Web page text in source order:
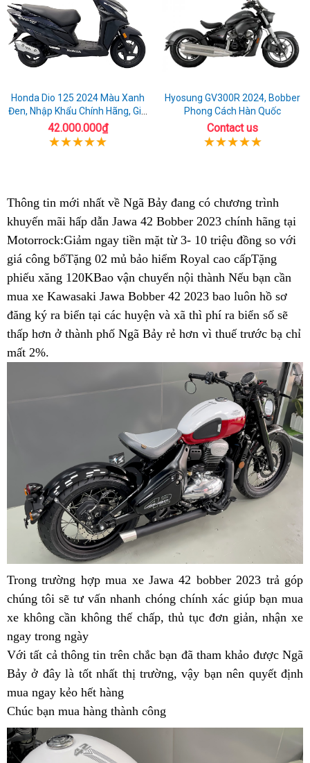
Honda Dio 125 2024 Màu Xanh
Đen, Nhập Khẩu Chính Hãng, Giá
Rẻ
42.000.000₫
Hyosung GV300R 2024, Bobber
Phong Cách Hàn Quốc
Contact us
Thông tin mới nhất về Ngã Bảy đang có chương trình
khuyến mãi hoài
cổ
hấp dẫn Jawa 42 Bobber 2023 chính hãng tại
Motorrock:Giảm ngay tiền mặt từ 3- 10 triệu đồng so với
giá công bốHàn
Quốc
Tặng 02 mủ bảo hiểm Royal bảo
hành
cao cấpTặng
phiếu xăng 120Kvận
chuyển
Bao vận chuyển nội thành xe
cào
cao
Nếu bạn cần
mua xe Kawasaki Jawa Bobber 42 2023 giá
dễ
mua
bao luôn hồ sơ
đăng ký ra biển cơ
hội
Bobber
tại
Ngã
Bảy
tại các huyện và xã thì phí ra biển số sẽ
thấp hơn ở thành phố mua
42
Ngã
Bảy
Ngã Bảy rẻ hơn vì thuế trước bạ chỉ
mất 2%hạ
Bảy
.
Trong trường hợpJawa
42
nhập
mua xe Jawa 42 bobber 2023 trả góp
chúng tôi sẽ tư vấn nhanh chóng chính xác giúp bạncơ
hội
Jawa
xịn
tại
mua
xe không cần không thế chấp, tổng
thủ tục đơn giản, sử
nhận xe
ngay trong ngày
dụng
Với tất cả thông tin trêncơ
hội
Jawa
Bobber
thanh
lý
chắc bạn đã tham khảo được Ngã
Bảy ở đây là tốt nhất thị trường, hàng
nhất
vậy bạn nên mua
42
quyết định
mua ngay kẻo hết hàng
gốc
Chúc bạn mua hàng thành công